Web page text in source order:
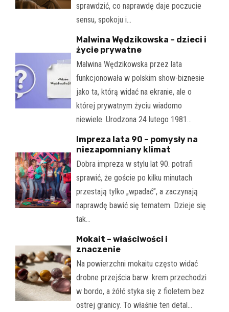
sprawdzić, co naprawdę daje poczucie
sensu, spokoju i…
Malwina Wędzikowska – dzieci i
życie prywatne
Malwina Wędzikowska przez lata
funkcjonowała w polskim show-biznesie
jako ta, którą widać na ekranie, ale o
której prywatnym życiu wiadomo
niewiele. Urodzona 24 lutego 1981…
Impreza lata 90 – pomysły na
niezapomniany klimat
Dobra impreza w stylu lat 90. potrafi
sprawić, że goście po kilku minutach
przestają tylko „wpadać”, a zaczynają
naprawdę bawić się tematem. Dzieje się
tak…
Mokait – właściwości i
znaczenie
Na powierzchni mokaitu często widać
drobne przejścia barw: krem przechodzi
w bordo, a żółć styka się z fioletem bez
ostrej granicy. To właśnie ten detal…